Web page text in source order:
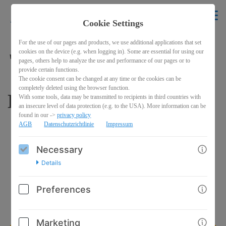
"Du bist mein
Lieblingsmensch"
Cookie Settings
For the use of our pages and products, we use additional applications that set
cookies on the device (e.g. when logging in). Some are essential for using our
pages, others help to analyze the use and performance of our pages or to
provide certain functions.
The cookie consent can be changed at any time or the cookies can be
completely deleted using the browser function.
With some tools, data may be transmitted to recipients in third countries with
an insecure level of data protection (e.g. to the USA). More information can be
found in our ->privacy policy
AGB
Datenschutzrichtlinie Impressum
Necessary
Details
Preferences
Marketing